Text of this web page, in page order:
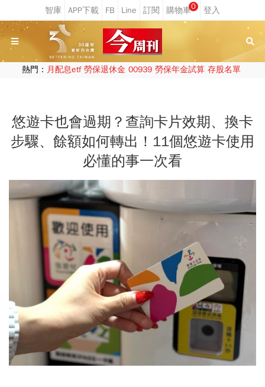
0
熱門： 月配息etf 勞保退休金 00939 勞保年金試算 存股名單
悠遊卡也會過期？查詢卡片效期、換卡
步驟、餘額如何轉出！11個悠遊卡使用
必懂的事一次看